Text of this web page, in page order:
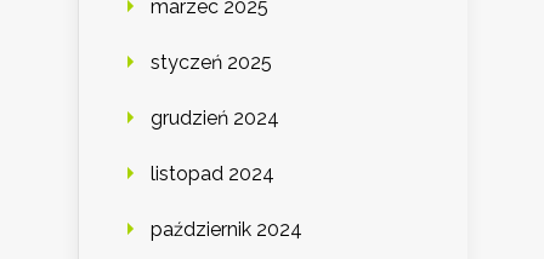
marzec 2025
styczeń 2025
grudzień 2024
listopad 2024
październik 2024